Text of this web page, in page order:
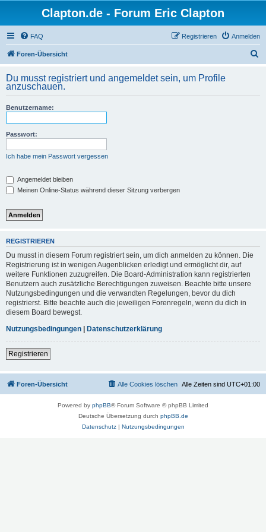
Clapton.de - Forum Eric Clapton
FAQ Anmelden
Registrieren
Foren-Übersicht
h
Du musst registriert und angemeldet sein, um Profile
anzuschauen.
Benutzername:
Passwort:
Ich habe mein Passwort vergessen
Angemeldet bleiben
Meinen Online-Status während dieser Sitzung verbergen
REGISTRIEREN
Du musst in diesem Forum registriert sein, um dich anmelden zu können. Die
Registrierung ist in wenigen Augenblicken erledigt und ermöglicht dir, auf
weitere Funktionen zuzugreifen. Die Board-Administration kann registrierten
Benutzern auch zusätzliche Berechtigungen zuweisen. Beachte bitte unsere
Nutzungsbedingungen und die verwandten Regelungen, bevor du dich
registrierst. Bitte beachte auch die jeweiligen Forenregeln, wenn du dich in
diesem Board bewegst.
Nutzungsbedingungen | Datenschutzerklärung
Registrieren
Foren-Übersicht Alle Zeiten sind UTC+01:00
Alle Cookies löschen
Powered by phpBB® Forum Software © phpBB Limited
Deutsche Übersetzung durch phpBB.de
Datenschutz| Nutzungsbedingungen